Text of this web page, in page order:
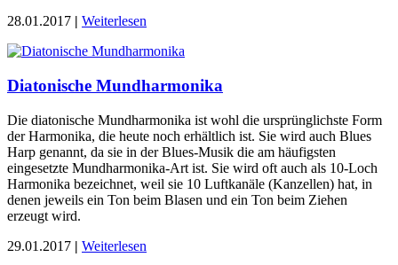
28.01.2017 | Weiterlesen
Diatonische Mundharmonika
Die diatonische Mundharmonika ist wohl die ursprünglichste Form
der Harmonika, die heute noch erhältlich ist. Sie wird auch Blues
Harp genannt, da sie in der Blues-Musik die am häufigsten
eingesetzte Mundharmonika-Art ist. Sie wird oft auch als 10-Loch
Harmonika bezeichnet, weil sie 10 Luftkanäle (Kanzellen) hat, in
denen jeweils ein Ton beim Blasen und ein Ton beim Ziehen
erzeugt wird.
29.01.2017 | Weiterlesen